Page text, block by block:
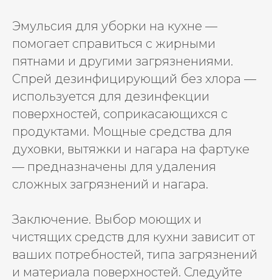
Эмульсия для уборки на кухне —
помогает справиться с жирными
пятнами и другими загрязнениями.
Спрей дезинфицирующий без хлора —
используется для дезинфекции
поверхностей, соприкасающихся с
продуктами. Мощные средства для
духовки, вытяжки и нагара на фартуке
— предназначены для удаления
сложных загрязнений и нагара.
Заключение. Выбор моющих и
чистящих средств для кухни зависит от
ваших потребностей, типа загрязнений
и материала поверхностей. Следуйте